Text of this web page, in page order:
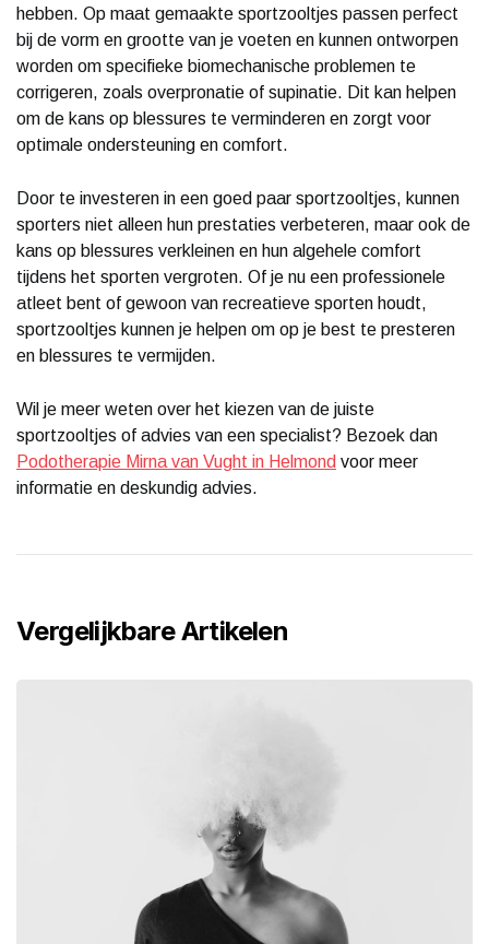
hebben. Op maat gemaakte sportzooltjes passen perfect
bij de vorm en grootte van je voeten en kunnen ontworpen
worden om specifieke biomechanische problemen te
corrigeren, zoals overpronatie of supinatie. Dit kan helpen
om de kans op blessures te verminderen en zorgt voor
optimale ondersteuning en comfort.
Door te investeren in een goed paar sportzooltjes, kunnen
sporters niet alleen hun prestaties verbeteren, maar ook de
kans op blessures verkleinen en hun algehele comfort
tijdens het sporten vergroten. Of je nu een professionele
atleet bent of gewoon van recreatieve sporten houdt,
sportzooltjes kunnen je helpen om op je best te presteren
en blessures te vermijden.
Wil je meer weten over het kiezen van de juiste
sportzooltjes of advies van een specialist? Bezoek dan
Podotherapie Mirna van Vught in Helmond voor meer
informatie en deskundig advies.
Vergelijkbare Artikelen